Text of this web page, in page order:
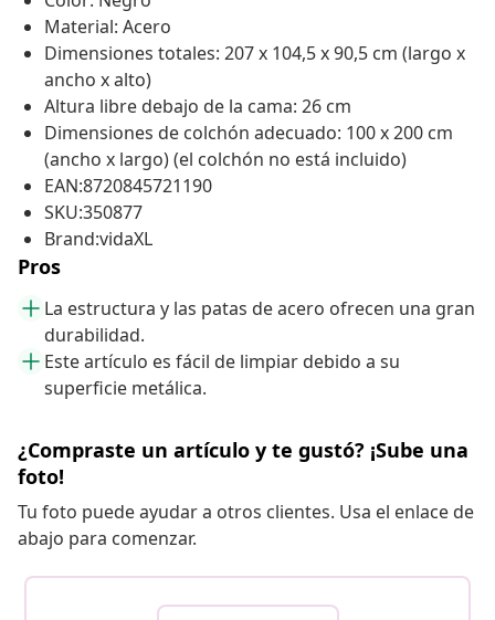
Material: Acero
Dimensiones totales: 207 x 104,5 x 90,5 cm (largo x
ancho x alto)
Altura libre debajo de la cama: 26 cm
Dimensiones de colchón adecuado: 100 x 200 cm
(ancho x largo) (el colchón no está incluido)
EAN:8720845721190
SKU:350877
Brand:vidaXL
Pros
La estructura y las patas de acero ofrecen una gran
durabilidad.
Este artículo es fácil de limpiar debido a su
superficie metálica.
¿Compraste un artículo y te gustó? ¡Sube una
foto!
Tu foto puede ayudar a otros clientes. Usa el enlace de
abajo para comenzar.